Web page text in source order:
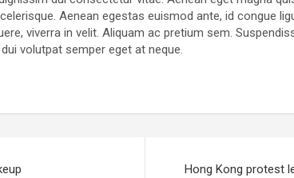
Aenean egestas euismod ante, id congue
viverra in velit. Aliquam ac pretium sem.
volutpat semper eget at neque.
Hong Kong protest